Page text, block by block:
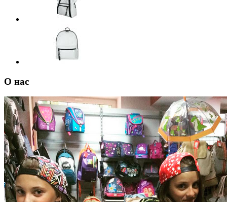
О нас